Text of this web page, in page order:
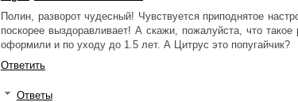
Полин, разворот чудесный! Чувствуется приподнятое
поскорее выздоравливает! А скажи, пожалуйста, что
оформили и по уходу до 1.5 лет. А Цитрус это попугайчик?
Ответить
Ответы